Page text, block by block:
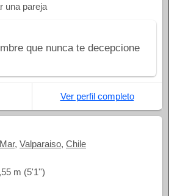
una pareja
que nunca te decepcione
Ver perfil completo
, Valparaiso, Chile
m (5'1'')